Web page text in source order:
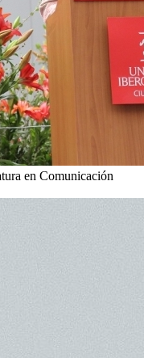
en Comunicación